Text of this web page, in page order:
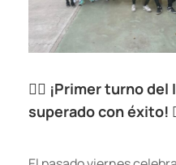
🚴‍♀️ ¡Primer turno
superado con éxito!